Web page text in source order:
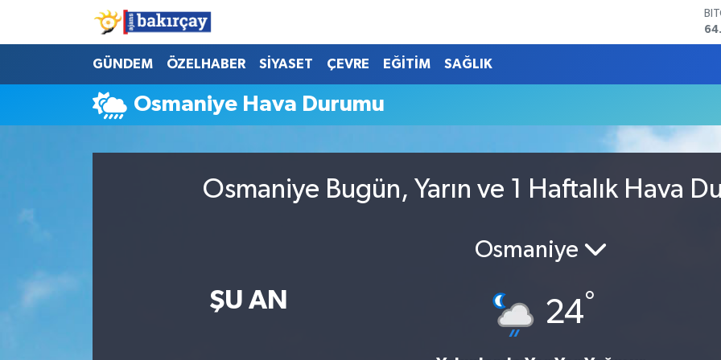
GÜNDEM ÖZELHABER SİYASET ÇEVRE EĞİTİM SAĞLIK
Osmaniye Hava Durumu
Osmaniye Bugün, Yarın ve 1 Haftalık Hava
ŞU AN
Osmaniye
24°
İzmir Nöbetçi Eczaneler
İzmir Hava Durumu
İzmir Trafik Yoğunluk Haritası